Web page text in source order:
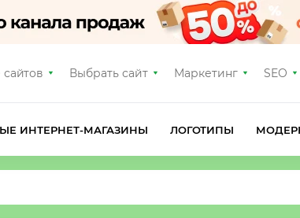
Выбрать сайт Маркетинг SEO
ИНТЕРНЕТ-МАГАЗИНЫ ЛОГОТИПЫ